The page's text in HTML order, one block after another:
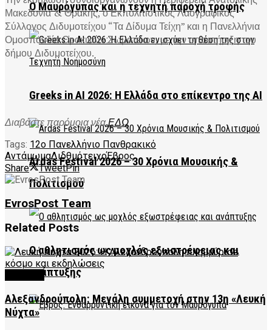
Ο Μαυρόγυπας και η τεχνητή παροχή τροφής
Greeks in AI 2026: Η Ελλάδα στο επίκεντρο της AI
Ardas Festival 2026 – 30 Χρόνια Μουσικής &
Πολιτισμού
Ο αθλητισμός ως μοχλός εξωστρέφειας και
ανάπτυξης
Μακεδονία & Θράκης, ο Εκπολιτιστικός Λαογραφικός
Σύλλογος Διδυμοτείχου “Τα Δίδυμα Τείχη” και η Πανελλήνια
Ομοσπονδία Θρακικών Σωματείων, με την υποστήριξη του
δήμου Διδυμοτείχου.
Διαβάστε παρόμοια νέαΕΔΩ
Tags: 12ο Πανελλήνιο Πανθρακικό
ΑντάμωμαΔιδθμότειχοΈβρος
Share
TweetPin
EvrosPost Team
Related Posts
Αλεξανδρούπολη: Μεγάλη συμμετοχή στην 13η «Λευκή
Νύχτα»